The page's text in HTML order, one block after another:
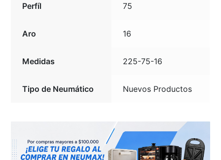
Perfíl 75
Aro 16
Medidas 225-75-16
Tipo de Neumático Nuevos Productos